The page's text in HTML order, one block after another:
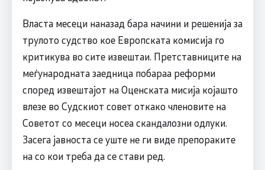
Власта месеци наназад бара начини и решенија за
трулото судство кое Европската комисија го
критикува во сите извештаи. Претставниците на
меѓународната заедница побараа реформи
според извештајот на Оценската мисија којашто
влезе во Судскиот совет откако членовите на
Советот со месеци носеа скандалозни одлуки.
Засега јавноста се уште не ги виде препораките
на со кои треба да се стави ред.